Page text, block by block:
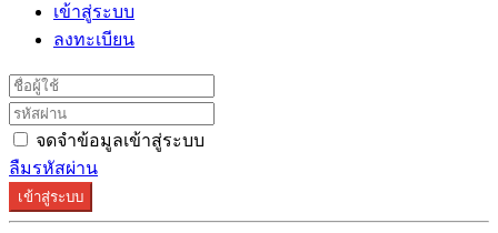
เข้าสู่ระบบ
ลงทะเบียน
จดจำข้อมูลเข้าสู่ระบบ
ลืมรหัสผ่าน
เข้าสู่ระบบ